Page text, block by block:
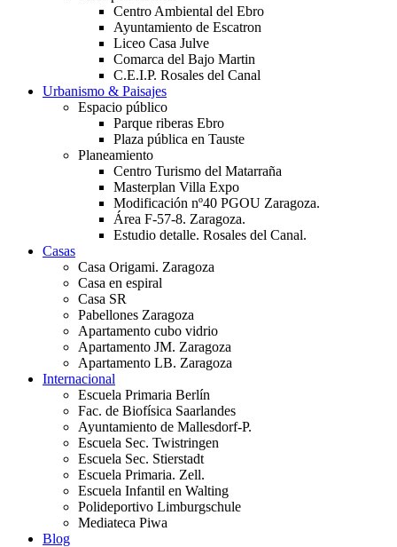
Centro Ambiental del Ebro
Ayuntamiento de Escatron
Liceo Casa Julve
Comarca del Bajo Martin
C.E.I.P. Rosales del Canal
Urbanismo & Paisajes
Espacio público
Parque riberas Ebro
Plaza pública en Tauste
Planeamiento
Centro Turismo del Matarraña
Masterplan Villa Expo
Modificación nº40 PGOU Zaragoza.
Área F-57-8. Zaragoza.
Estudio detalle. Rosales del Canal.
Casas
Casa Origami. Zaragoza
Casa en espiral
Casa SR
Pabellones Zaragoza
Apartamento cubo vidrio
Apartamento JM. Zaragoza
Apartamento LB. Zaragoza
Internacional
Escuela Primaria Berlín
Fac. de Biofísica Saarlandes
Ayuntamiento de Mallesdorf-P.
Escuela Sec. Twistringen
Escuela Sec. Stierstadt
Escuela Primaria. Zell.
Escuela Infantil en Walting
Polideportivo Limburgschule
Mediateca Piwa
Blog